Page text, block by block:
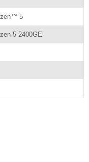
5
5 2400GE